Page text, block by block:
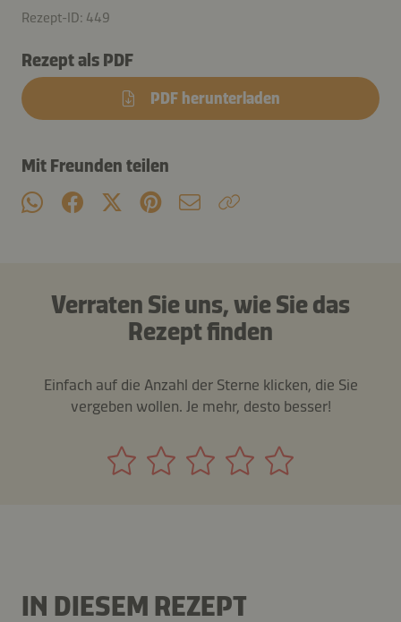
Rezept-ID: 449
Rezept als PDF
PDF herunterladen
Mit Freunden teilen
Verraten Sie uns, wie Sie das
Rezept finden
Einfach auf die Anzahl der Sterne klicken, die Sie
vergeben wollen. Je mehr, desto besser!
IN DIESEM REZEPT